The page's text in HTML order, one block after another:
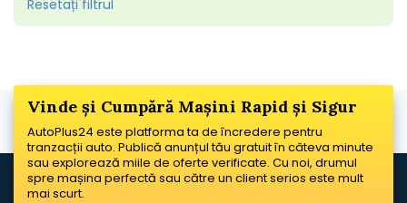
Resetați filtrul
Vinde și Cumpără Mașini Rapid și Sigur
AutoPlus24 este platforma ta de încredere pentru
tranzacții auto. Publică anunțul tău gratuit în câteva minute
sau explorează miile de oferte verificate. Cu noi, drumul
spre mașina perfectă sau către un client serios este mult
mai scurt.